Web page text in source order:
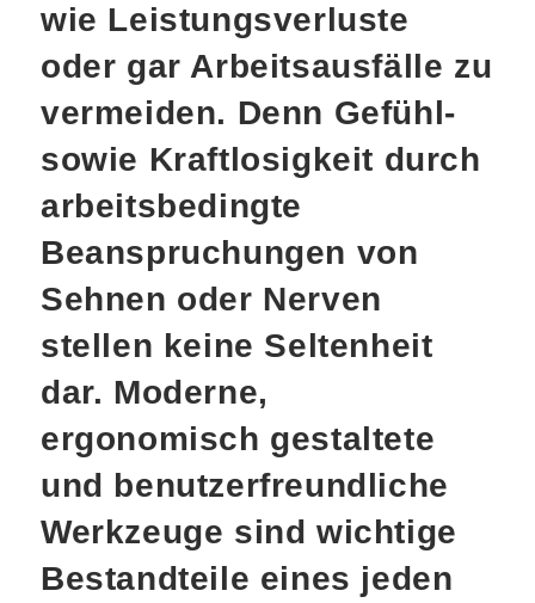
wie Leistungsverluste
oder gar Arbeitsausfälle zu
vermeiden. Denn Gefühl-
sowie Kraftlosigkeit durch
arbeitsbedingte
Beanspruchungen von
Sehnen oder Nerven
stellen keine Seltenheit
dar. Moderne,
ergonomisch gestaltete
und benutzerfreundliche
Werkzeuge sind wichtige
Bestandteile eines jeden